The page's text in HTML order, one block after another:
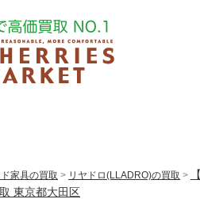
家具の買取 > リヤドロ(LLADRO)の買取 >
東京都大田区